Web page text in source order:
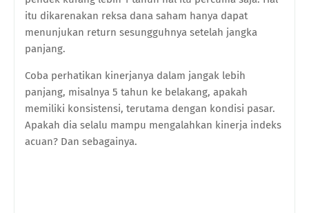
itu dikarenakan reksa dana saham hanya dapat
menunjukan return sesungguhnya setelah jangka
panjang.
Coba perhatikan kinerjanya dalam jangak lebih
panjang, misalnya 5 tahun ke belakang, apakah
memiliki konsistensi, terutama dengan kondisi pasar.
Apakah dia selalu mampu mengalahkan kinerja indeks
acuan? Dan sebagainya.